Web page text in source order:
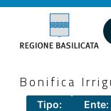
Bonifica
Tipo:
Ente: